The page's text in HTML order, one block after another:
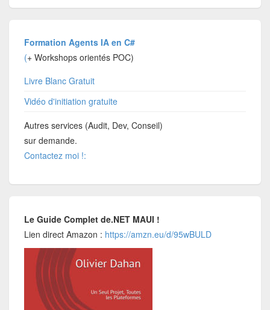
Formation Agents IA en C#
(+ Workshops orientés POC)
Livre Blanc Gratuit
Vidéo d'initiation gratuite
Autres services (Audit, Dev, Conseil)
sur demande.
Contactez moi !:
Le Guide Complet de.NET MAUI !
Lien direct Amazon : https://amzn.eu/d/95wBULD